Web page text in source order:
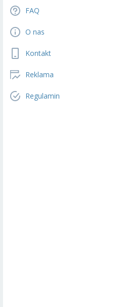
FAQ
O nas
Kontakt
Reklama
Regulamin